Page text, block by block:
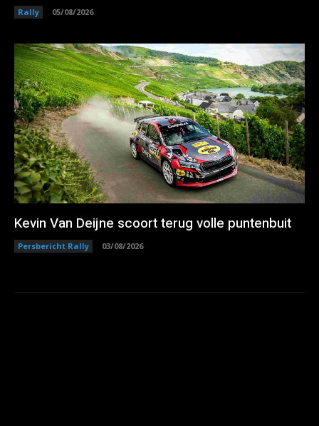
Rally 05/08/2026
Kevin Van Deijne scoort terug volle puntenbuit
Persbericht Rally 03/08/2026